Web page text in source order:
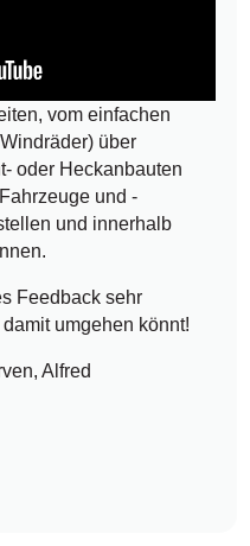
vom einfachen
über
oder Heckanbauten
und -
und innerhalb
Feedback sehr
umgehen könnt!
Alfred